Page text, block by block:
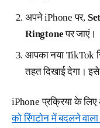
अपने iPhone पर,
Ringtoneपर जाएं।
आपका नया TikTok
तहत दिखाई देगा।
iPhone प्रक्रिया के
को रिंगटोन में बदलने